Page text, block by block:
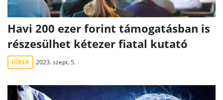
Havi 200 ezer forint támogatásban is
részesülhet kétezer fiatal kutató
HÍREK 2023. szept. 5.